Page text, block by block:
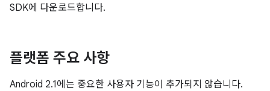
SDK에 다운로드합니다.
플랫폼 주요 사항
Android 2.1에는 중요한 사용자 기능이 추가되지 않습니다.